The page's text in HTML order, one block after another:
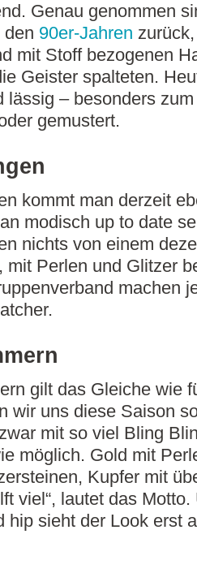
Genau genommen
den 90er-Jahren
mit Stoff bezogenen
Geister spalteten.
lässig – besonders
gemustert.
kommt man derzeit
modisch up to date
nichts von einem
mit Perlen und Glitzer
machen
gilt das Gleiche wie
wir uns diese Saison
mit so viel Bling
möglich. Gold mit
Kupfer mit
viel“, lautet das
hip sieht der Look erst